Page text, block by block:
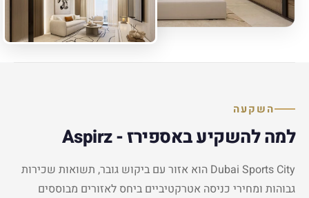
השקעה
למה להשקיע באספירז - Aspirz
Dubai Sports City הוא אזור עם ביקוש גובר, תשואות שכירות
גבוהות ומחירי כניסה אטרקטיביים ביחס לאזורים מבוססים